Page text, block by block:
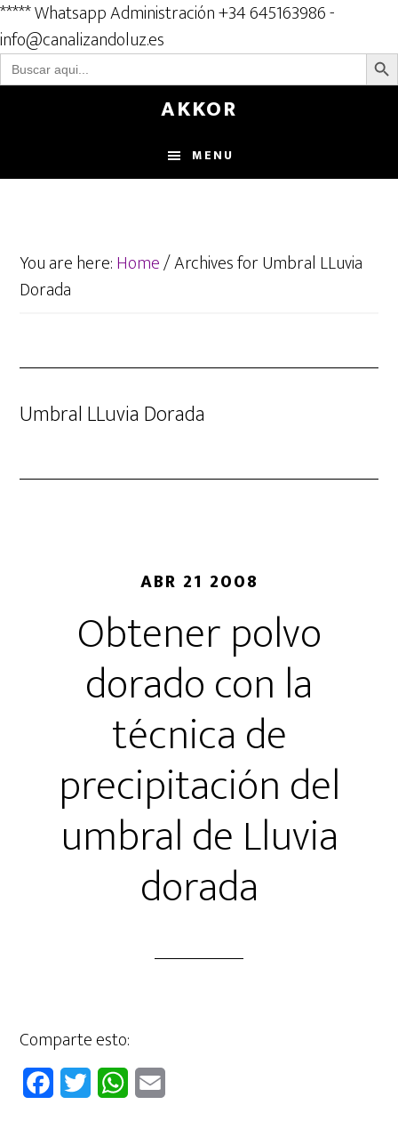
***** Whatsapp Administración +34 645163986 -
info@canalizandoluz.es
Buscar: BOTÓN
content
AKKOR
MENU
You are here:Home/Archives for Umbral LLuvia
Dorada
Umbral LLuvia Dorada
ABR 21 2008
Obtener polvo
dorado con la
técnica de
precipitación del
umbral de Lluvia
dorada
Comparte esto:
W